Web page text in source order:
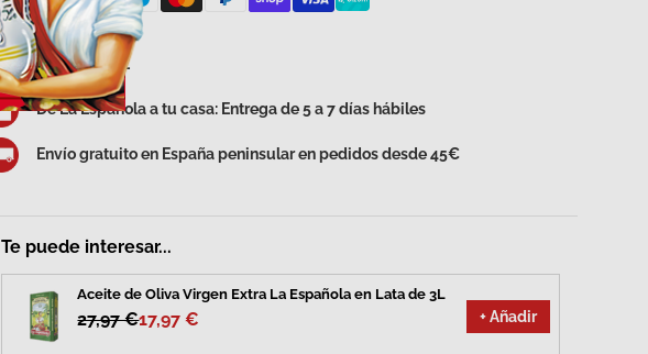
Botella de 1L
De La Española a tu casa: Entrega de 5 a 7 días hábiles
Envío gratuito en España peninsular en pedidos desde 45€
Te puede interesar...
Aceite de Oliva Virgen Extra La Española en Lata de 3L
27,97 €17,97 € + Añadir